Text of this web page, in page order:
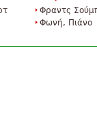
Φραντς
Φωνή, Πιάνο